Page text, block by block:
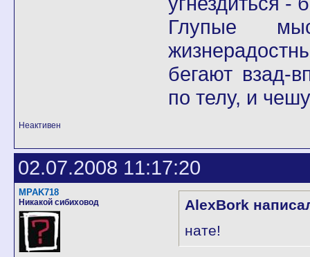
Глупые
бегают взад-
по телу, и
Неактивен
02.07.2008 11:17:20
MPAK718
Никакой сибиховод
AlexBork
нате!